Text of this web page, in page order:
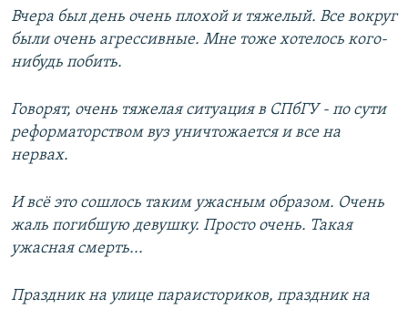
Вчера был день очень плохой и тяжелый. Все вокруг
были очень агрессивные. Мне тоже хотелось кого-
нибудь побить.
Говорят, очень тяжелая ситуация в СПбГУ - по сути
реформаторством вуз уничтожается и все на
нервах.
И всё это сошлось таким ужасным образом. Очень
жаль погибшую девушку. Просто очень. Такая
ужасная смерть...
Праздник на улице параисториков, праздник на